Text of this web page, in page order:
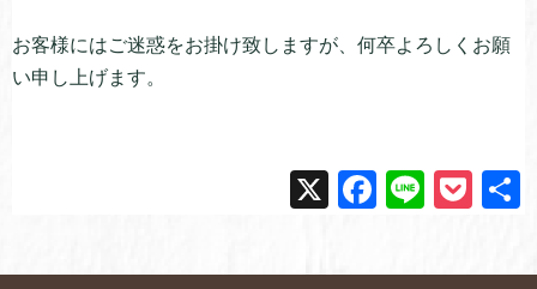
お客様にはご迷惑をお掛け致しますが、何卒よろしくお願
い申し上げます。
X F
c
Li
e
P
ck